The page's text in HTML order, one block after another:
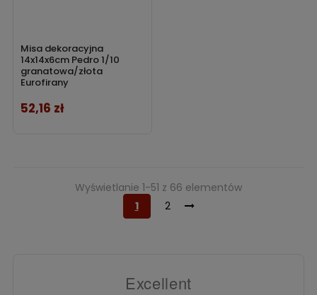
Misa dekoracyjna
14x14x6cm Pedro 1/10
granatowa/złota
Eurofirany
Cena
52,16 zł
Wyświetlanie 1-51 z 66 elementów
1
2
Excellent